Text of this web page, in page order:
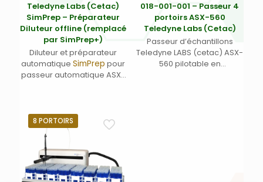
Teledyne Labs (Cetac)
SimPrep – Préparateur
Diluteur offline (remplacé
par SimPrep+)
Diluteur et préparateur
automatiqueSimPrep pour
passeur automatique ASX-
avec seringues de
précisions 10 000 et 1000 µl
sans ordinateur. Plusieurs
configurations possibles.
018-001-001 – Passeur 4
portoirs ASX-560
Teledyne Labs (Cetac)
Passeur d’échantillons
Teledyne LABS (cetac) ASX-
560 pilotable en
8 PORTOIRS